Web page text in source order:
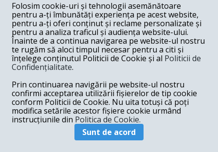
declarata, comisioane impartite de cainele basset si
sleahta), acum cumpara realul fier vechi norvegian, INSA
cu SUTE DE MILIOANE DE EURO/DOLARI, iar pentru
acest hatar, dinca si ceilalti doi banditi, cred ca deja au
primit comisionul pe sub masa, macar un sfert de milion
de dolari…In primul rand, dancu este un criminal jegos,
aceste aparate nu sunt precum masinile, daca se
opreste motorul, tragi pe dreapta si basta!, aceste
aparate defectate in zbor vor omora echipajul si posibil
zeci de oameni, iar distrugerile materiale, colosale…
Pilotii romani ar trebui sa intre in greva la aflarea unei
asemenea stiri, ESTE mult mai intelept ca Romania sa
cumpere (CU ACEIASI BANI) 20 sau chiar numai 15
avioane F-35(Finlanda cumpara 64), direct de la
producator(Lockheed Martin -USA) si astfel are toate
garantiile posibile, inclusiv upgradarile dintr-un numar de
ani, post-tranzactie…/// 2-SUA dau 14 milioane de dolari
Folosim cookie-uri și tehnologii asemănătoare
pentru a-ți îmbunătăți experiența pe acest website,
pentru a-ți oferi conținut și reclame personalizate și
pentru a analiza traficul și audiența website-ului.
Înainte de a continua navigarea pe website-ul nostru
te rugăm să aloci timpul necesar pentru a citi și
înțelege conținutul Politicii de Cookie și al Politicii de
Confidențialitate.
Prin continuarea navigării pe website-ul nostru
confirmi acceptarea utilizării fișierelor de tip cookie
conform Politicii de Cookie. Nu uita totuși că poți
modifica setările acestor fișiere cookie urmând
instrucțiunile din Politica de Cookie.
Sunt de acord